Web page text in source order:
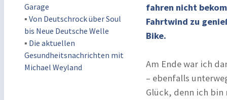
Garage
▪ Von Deutschrock über Soul
bis Neue Deutsche Welle
▪ Die aktuellen
Gesundheitsnachrichten mit
Michael Weyland
fahren nicht
Fahrtwind zu
Bike.
Am Ende war ich
– ebenfalls
Glück, denn ich